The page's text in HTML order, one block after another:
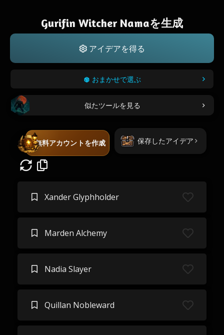
Gurifin Witcher Namaを生成
アイデアを得る
おまかせで選ぶ
似たツールを見る
無料アカウントを作成 保存したアイデア
Xander Glyphholder
Marden Alchemy
Nadia Slayer
Quillan Nobleward